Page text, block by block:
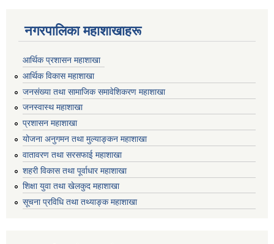
नगरपालिका महाशाखाहरू
आर्थिक प्रशासन महाशाखा
आर्थिक विकास महाशाखा
जनसंख्या तथा सामाजिक समावेशिकरण महाशाखा
जनस्वास्थ महाशाखा
प्रशासन महाशाखा
योजना अनुगमन तथा मुल्याङ्कन महाशाखा
वातावरण तथा सरसफाई महाशाखा
शहरी विकास तथा पूर्वाधार महाशाखा
शिक्षा युवा तथा खेलकुद महाशाखा
सूचना प्रविधि तथा तथ्याङ्क महाशाखा